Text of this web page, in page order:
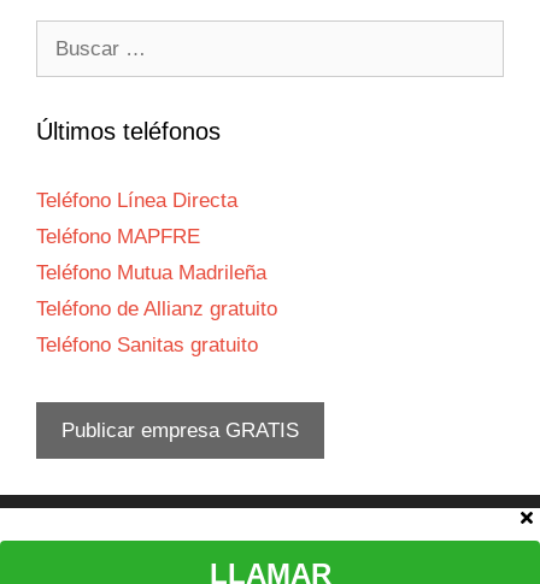
Últimos teléfonos
Teléfono Línea Directa
Teléfono MAPFRE
Teléfono Mutua Madrileña
Teléfono de Allianz gratuito
Teléfono Sanitas gratuito
Publicar empresa GRATIS
LLAMAR